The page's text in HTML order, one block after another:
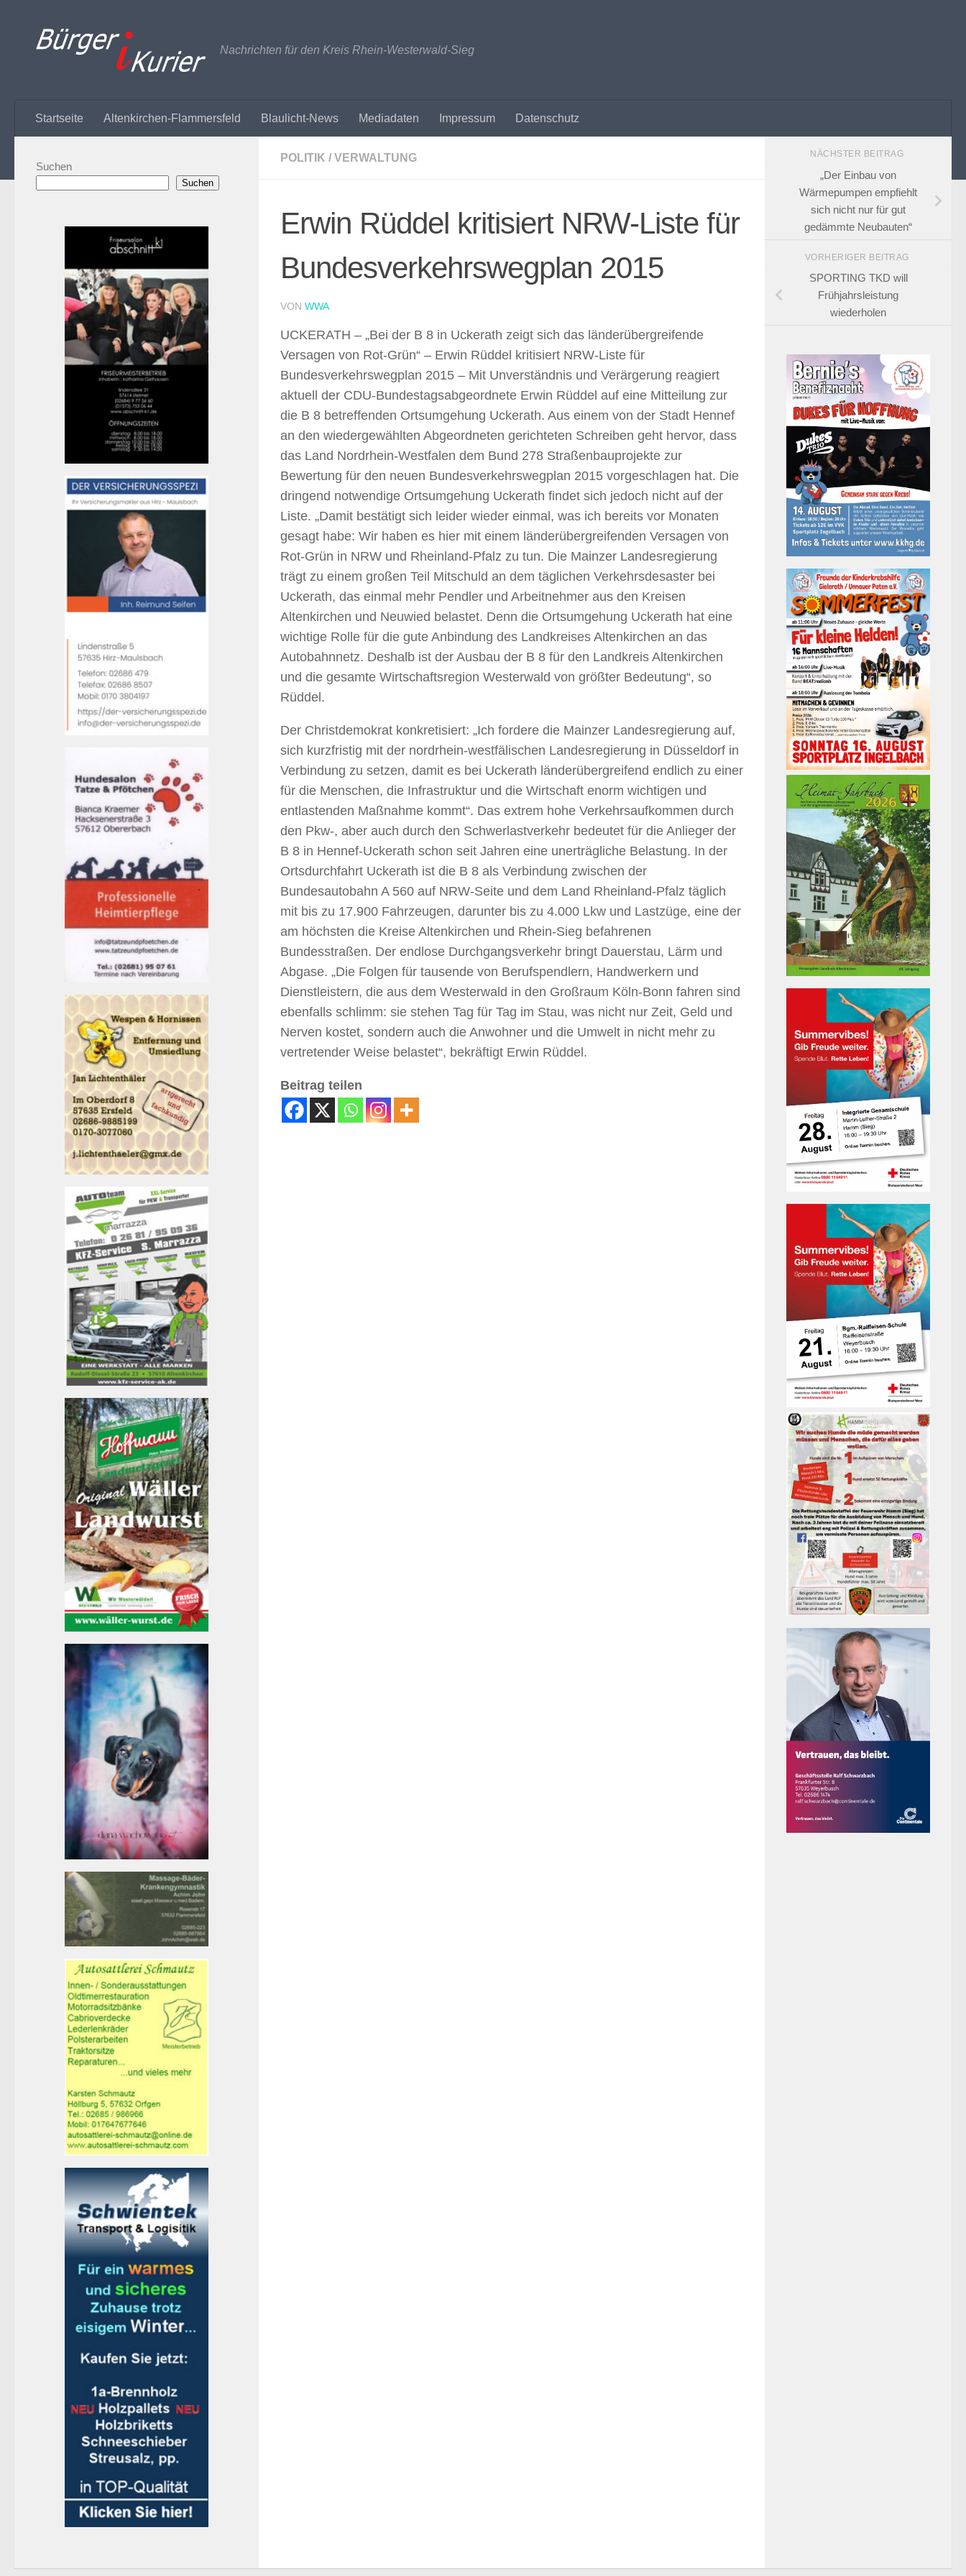
Nachrichten für den Kreis Rhein-Westerwald-Sieg
Startseite Altenkirchen-Flammersfeld Blaulicht-News Mediadaten Impressum Datenschutz
POLITIK / VERWALTUNG
Erwin Rüddel kritisiert NRW-Liste für
Bundesverkehrswegplan 2015
VON WWA
UCKERATH – „Bei der B 8 in Uckerath zeigt sich das länderübergreifende
Versagen von Rot-Grün“ – Erwin Rüddel kritisiert NRW-Liste für
Bundesverkehrswegplan 2015 – Mit Unverständnis und Verärgerung reagiert
aktuell der CDU-Bundestagsabgeordnete Erwin Rüddel auf eine Mitteilung zur
die B 8 betreffenden Ortsumgehung Uckerath. Aus einem von der Stadt Hennef
an den wiedergewählten Abgeordneten gerichteten Schreiben geht hervor, dass
das Land Nordrhein-Westfalen dem Bund 278 Straßenbauprojekte zur
Bewertung für den neuen Bundesverkehrswegplan 2015 vorgeschlagen hat. Die
dringend notwendige Ortsumgehung Uckerath findet sich jedoch nicht auf der
Liste. „Damit bestätigt sich leider wieder einmal, was ich bereits vor Monaten
gesagt habe: Wir haben es hier mit einem länderübergreifenden Versagen von
Rot-Grün in NRW und Rheinland-Pfalz zu tun. Die Mainzer Landesregierung
trägt zu einem großen Teil Mitschuld an dem täglichen Verkehrsdesaster bei
Uckerath, das einmal mehr Pendler und Arbeitnehmer aus den Kreisen
Altenkirchen und Neuwied belastet. Denn die Ortsumgehung Uckerath hat eine
wichtige Rolle für die gute Anbindung des Landkreises Altenkirchen an das
Autobahnnetz. Deshalb ist der Ausbau der B 8 für den Landkreis Altenkirchen
und die gesamte Wirtschaftsregion Westerwald von größter Bedeutung“, so
Rüddel.
Der Christdemokrat konkretisiert: „Ich fordere die Mainzer Landesregierung auf,
sich kurzfristig mit der nordrhein-westfälischen Landesregierung in Düsseldorf in
Verbindung zu setzen, damit es bei Uckerath länderübergreifend endlich zu einer
für die Menschen, die Infrastruktur und die Wirtschaft enorm wichtigen und
entlastenden Maßnahme kommt“. Das extrem hohe Verkehrsaufkommen durch
den Pkw-, aber auch durch den Schwerlastverkehr bedeutet für die Anlieger der
B 8 in Hennef-Uckerath schon seit Jahren eine unerträgliche Belastung. In der
Ortsdurchfahrt Uckerath ist die B 8 als Verbindung zwischen der
Bundesautobahn A 560 auf NRW-Seite und dem Land Rheinland-Pfalz täglich
mit bis zu 17.900 Fahrzeugen, darunter bis zu 4.000 Lkw und Lastzüge, eine der
am höchsten die Kreise Altenkirchen und Rhein-Sieg befahrenen
Bundesstraßen. Der endlose Durchgangsverkehr bringt Dauerstau, Lärm und
Abgase. „Die Folgen für tausende von Berufspendlern, Handwerkern und
Dienstleistern, die aus dem Westerwald in den Großraum Köln-Bonn fahren sind
ebenfalls schlimm: sie stehen Tag für Tag im Stau, was nicht nur Zeit, Geld und
Nerven kostet, sondern auch die Anwohner und die Umwelt in nicht mehr zu
vertretender Weise belastet“, bekräftigt Erwin Rüddel.
Beitrag teilen
Suchen
Suchen
NÄCHSTER BEITRAG
„Der Einbau von
Wärmepumpen empfiehlt
sich nicht nur für gut
gedämmte Neubauten“
VORHERIGER BEITRAG
SPORTING TKD will
Frühjahrsleistung
wiederholen